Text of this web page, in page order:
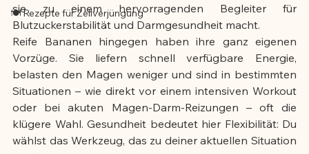
🍽️ Rezepte für Zellverjüngung
sie zu einem hervorragenden Begleiter für
Blutzuckerstabilität und Darmgesundheit macht.
Reife Bananen hingegen haben ihre ganz eigenen
Vorzüge. Sie liefern schnell verfügbare Energie,
belasten den Magen weniger und sind in bestimmten
Situationen – wie direkt vor einem intensiven Workout
oder bei akuten Magen-Darm-Reizungen – oft die
klügere Wahl. Gesundheit bedeutet hier Flexibilität: Du
wählst das Werkzeug, das zu deiner aktuellen Situation